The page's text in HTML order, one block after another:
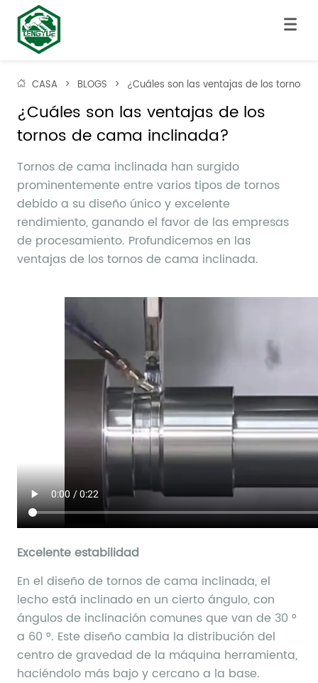
CASA > BLOGS > ¿Cuáles son las ventajas de los tornos
¿Cuáles son las ventajas de los
tornos de cama inclinada?